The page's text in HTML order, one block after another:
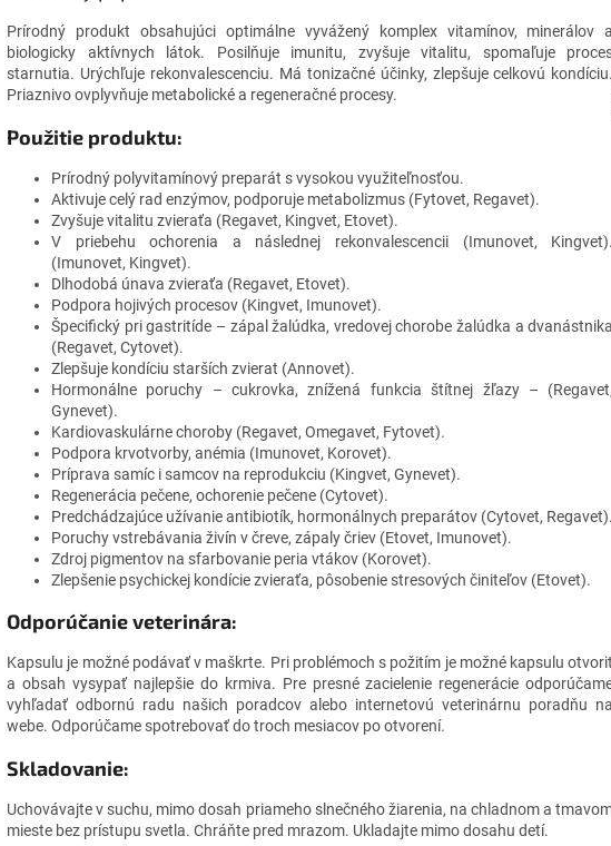
Prírodný produkt obsahujúci optimálne vyvážený komplex vitamínov, minerálov a
biologicky aktívnych látok. Posilňuje imunitu, zvyšuje vitalitu, spomaľuje
starnutia. Urýchľuje rekonvalescenciu. Má tonizačné účinky, zlepšuje celkovú kondíciu.
Priaznivo ovplyvňuje metabolické a regeneračné procesy.
Použitie produktu:
Prírodný polyvitamínový preparát s vysokou využiteľnosťou.
Aktivuje celý rad enzýmov, podporuje metabolizmus (Fytovet, Regavet).
Zvyšuje vitalitu zvieraťa (Regavet, Kingvet, Etovet).
V priebehu ochorenia a následnej rekonvalescencii (Imunovet, Kingvet).
(Imunovet, Kingvet).
Dlhodobá únava zvieraťa (Regavet, Etovet).
Podpora hojivých procesov (Kingvet, Imunovet).
Špecifický pri gastritíde – zápal žalúdka, vredovej chorobe žalúdka a dvanástnika
(Regavet, Cytovet).
Zlepšuje kondíciu starších zvierat (Annovet).
Hormonálne poruchy – cukrovka, znížená funkcia štítnej žľazy – (Regavet,
Gynevet).
Kardiovaskulárne choroby (Regavet, Omegavet, Fytovet).
Podpora krvotvorby, anémia (Imunovet, Korovet).
Príprava samíc i samcov na reprodukciu (Kingvet, Gynevet).
Regenerácia pečene, ochorenie pečene (Cytovet).
Predchádzajúce užívanie antibiotík, hormonálnych preparátov (Cytovet, Regavet).
Poruchy vstrebávania živín v čreve, zápaly čriev (Etovet, Imunovet).
Zdroj pigmentov na sfarbovanie peria vtákov (Korovet).
Zlepšenie psychickej kondície zvieraťa, pôsobenie stresových činiteľov (Etovet).
Odporúčanie veterinára:
Kapsulu je možné podávať v maškrte. Pri problémoch s požitím je možné kapsulu
a obsah vysypať najlepšie do krmiva. Pre presné zacielenie regenerácie
vyhľadať odbornú radu našich poradcov alebo internetovú veterinárnu poradňu na
webe. Odporúčame spotrebovať do troch mesiacov po otvorení.
Skladovanie:
Uchovávajte v suchu, mimo dosah priameho slnečného žiarenia, na chladnom a
mieste bez prístupu svetla. Chráňte pred mrazom. Ukladajte mimo dosahu detí.